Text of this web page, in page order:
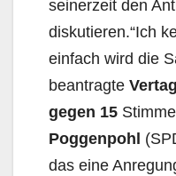
seinerzeit den
diskutieren.“Ich
einfach wird die
beantragte
gegen 15
Poggenpohl
das eine